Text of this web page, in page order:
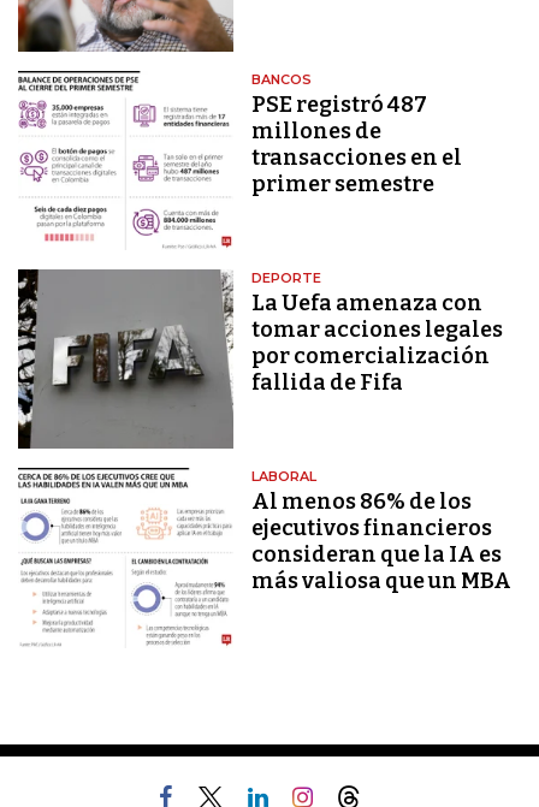
BANCOS
PSE registró 487
millones de
transacciones en el
primer semestre
DEPORTE
La Uefa amenaza con
tomar acciones legales
por comercialización
fallida de Fifa
LABORAL
Al menos 86% de los
ejecutivos financieros
consideran que la IA es
más valiosa que un MBA